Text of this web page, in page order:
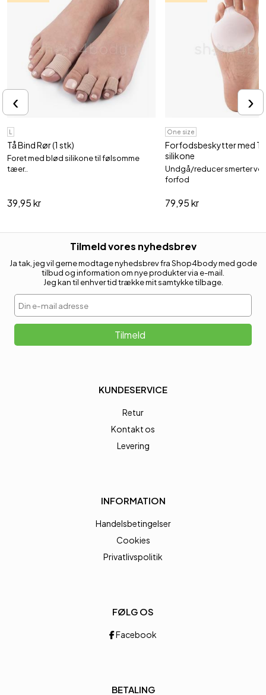
Tå Bind Rør (1 stk)
Foret med blød silikone til følsomme
tæer..
39,95 kr
One size
Forfodsbeskytter med
silikone
Undgå/reducer smerter
forfod
79,95 kr
‹ ›
Tilmeld vores nyhedsbrev
Ja tak, jeg vil gerne modtage nyhedsbrev fra Shop4body med gode
tilbud og information om nye produkter via e-mail.
Jeg kan til enhver tid trække mit samtykke tilbage.
Tilmeld
KUNDESERVICE
Retur
Kontakt os
Levering
INFORMATION
Handelsbetingelser
Cookies
Privatlivspolitik
FØLG OS
Facebook
BETALING